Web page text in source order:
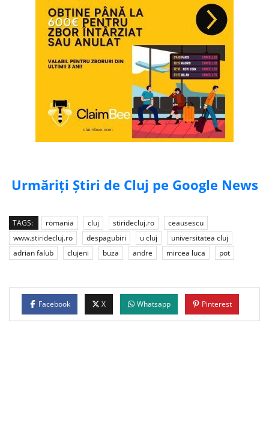
Urmăriți Știri de Cluj pe Google News
TAGS: romania cluj stiridecluj.ro
ceausescu
www.stiridecluj.ro
despagubiri u cluj
universitatea cluj
adrian falub
clujeni buza andre mircea luca pot
Facebook X Whatsapp Pinterest